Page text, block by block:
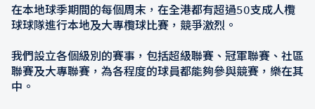
在本地球季期間的每個周末，在全港都有超過50支成人欖
球球隊進行本地及大專欖球比賽，競爭激烈。
我們設立各個級別的賽事，包括超級聯賽、冠軍聯賽、社區
聯賽及大專聯賽，為各程度的球員都能夠參與競賽，樂在其
中。